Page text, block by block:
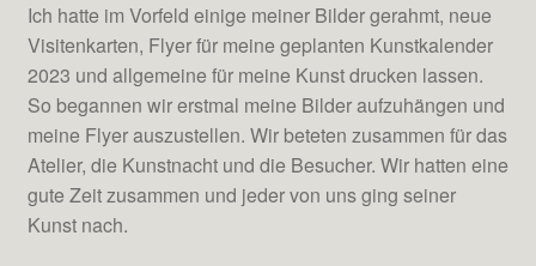
Ich hatte im Vorfeld einige meiner Bilder gerahmt, neue
Visitenkarten, Flyer für meine geplanten Kunstkalender
2023 und allgemeine für meine Kunst drucken lassen.
So begannen wir erstmal meine Bilder aufzuhängen und
meine Flyer auszustellen. Wir beteten zusammen für das
Atelier, die Kunstnacht und die Besucher. Wir hatten eine
gute Zeit zusammen und jeder von uns ging seiner
Kunst nach.